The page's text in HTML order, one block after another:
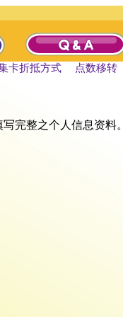
卡折抵方式 点数移转
完整之个人信息资料。